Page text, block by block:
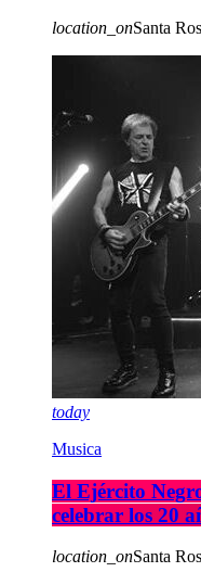
location_onSanta
today
Musica
El Ejército
celebrar los 20
location_onSanta